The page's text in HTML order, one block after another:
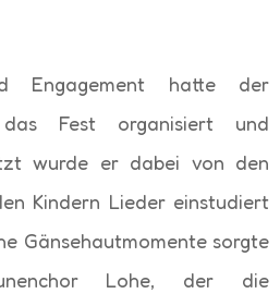
hatte der
Fest organisiert und
wurde er dabei von den
Kindern Lieder einstudiert
Gänsehautmomente sorgte
Lohe, der die